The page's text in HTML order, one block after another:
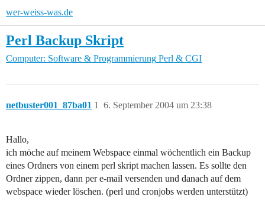
wer-weiss-was.de
Perl Backup Skript
Computer: Software & Programmierung Perl & CGI
netbuster001_87ba01 6. September 2004 um 23:38
1
Hallo,
ich möche auf meinem Webspace einmal wöchentlich ein Backup
eines Ordners von einem perl skript machen lassen. Es sollte den
Ordner zippen, dann per e-mail versenden und danach auf dem
webspace wieder löschen. (perl und cronjobs werden unterstützt)